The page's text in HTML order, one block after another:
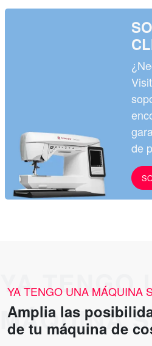
de
YA TENGO UNA MÁQUINA
Amplia las
de tu máquina de